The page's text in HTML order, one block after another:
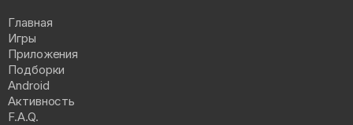
Главная
Игры
Приложения
Подборки
Android
Активность
F.A.Q.